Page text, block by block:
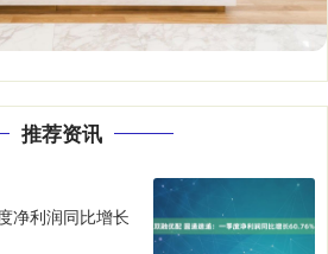
推荐资讯
净利润同比增长